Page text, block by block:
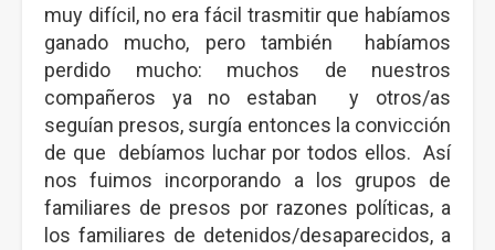
muy difícil, no era fácil trasmitir que habíamos
ganado mucho, pero también habíamos
perdido mucho: muchos de nuestros
compañeros ya no estaban y otros/as
seguían presos, surgía entonces la convicción
de que debíamos luchar por todos ellos. Así
nos fuimos incorporando a los grupos de
familiares de presos por razones políticas, a
los familiares de detenidos/desaparecidos, a